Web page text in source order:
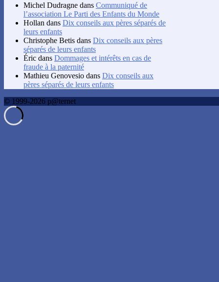
Michel Dudragne dans Communiqué de
l’association Le Parti des Enfants du Monde
Hollan dans Dix conseils aux pères séparés de
leurs enfants
Christophe Betis dans Dix conseils aux pères
séparés de leurs enfants
Éric dans Dommages et intérêts en cas de
fraude à la paternité
Mathieu Genovesio dans Dix conseils aux
pères séparés de leurs enfants
© 1999-2026 p@ternet